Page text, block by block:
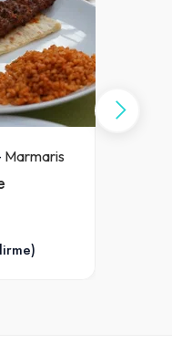
Marmaris